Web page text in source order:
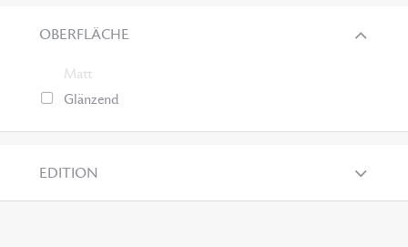
OBERFLÄCHE
Matt
Glänzend
EDITION